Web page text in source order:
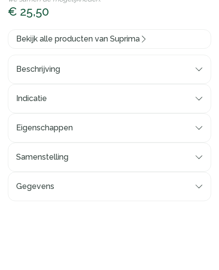
€ 25,50
Bekijk alle producten van Suprima
Beschrijving
Indicatie
Eigenschappen
Samenstelling
Gegevens